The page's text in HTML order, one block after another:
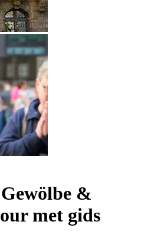
&
met gids